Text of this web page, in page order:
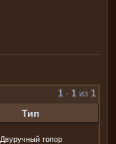
1 - 1 из 1
Тип
Двуручный топор